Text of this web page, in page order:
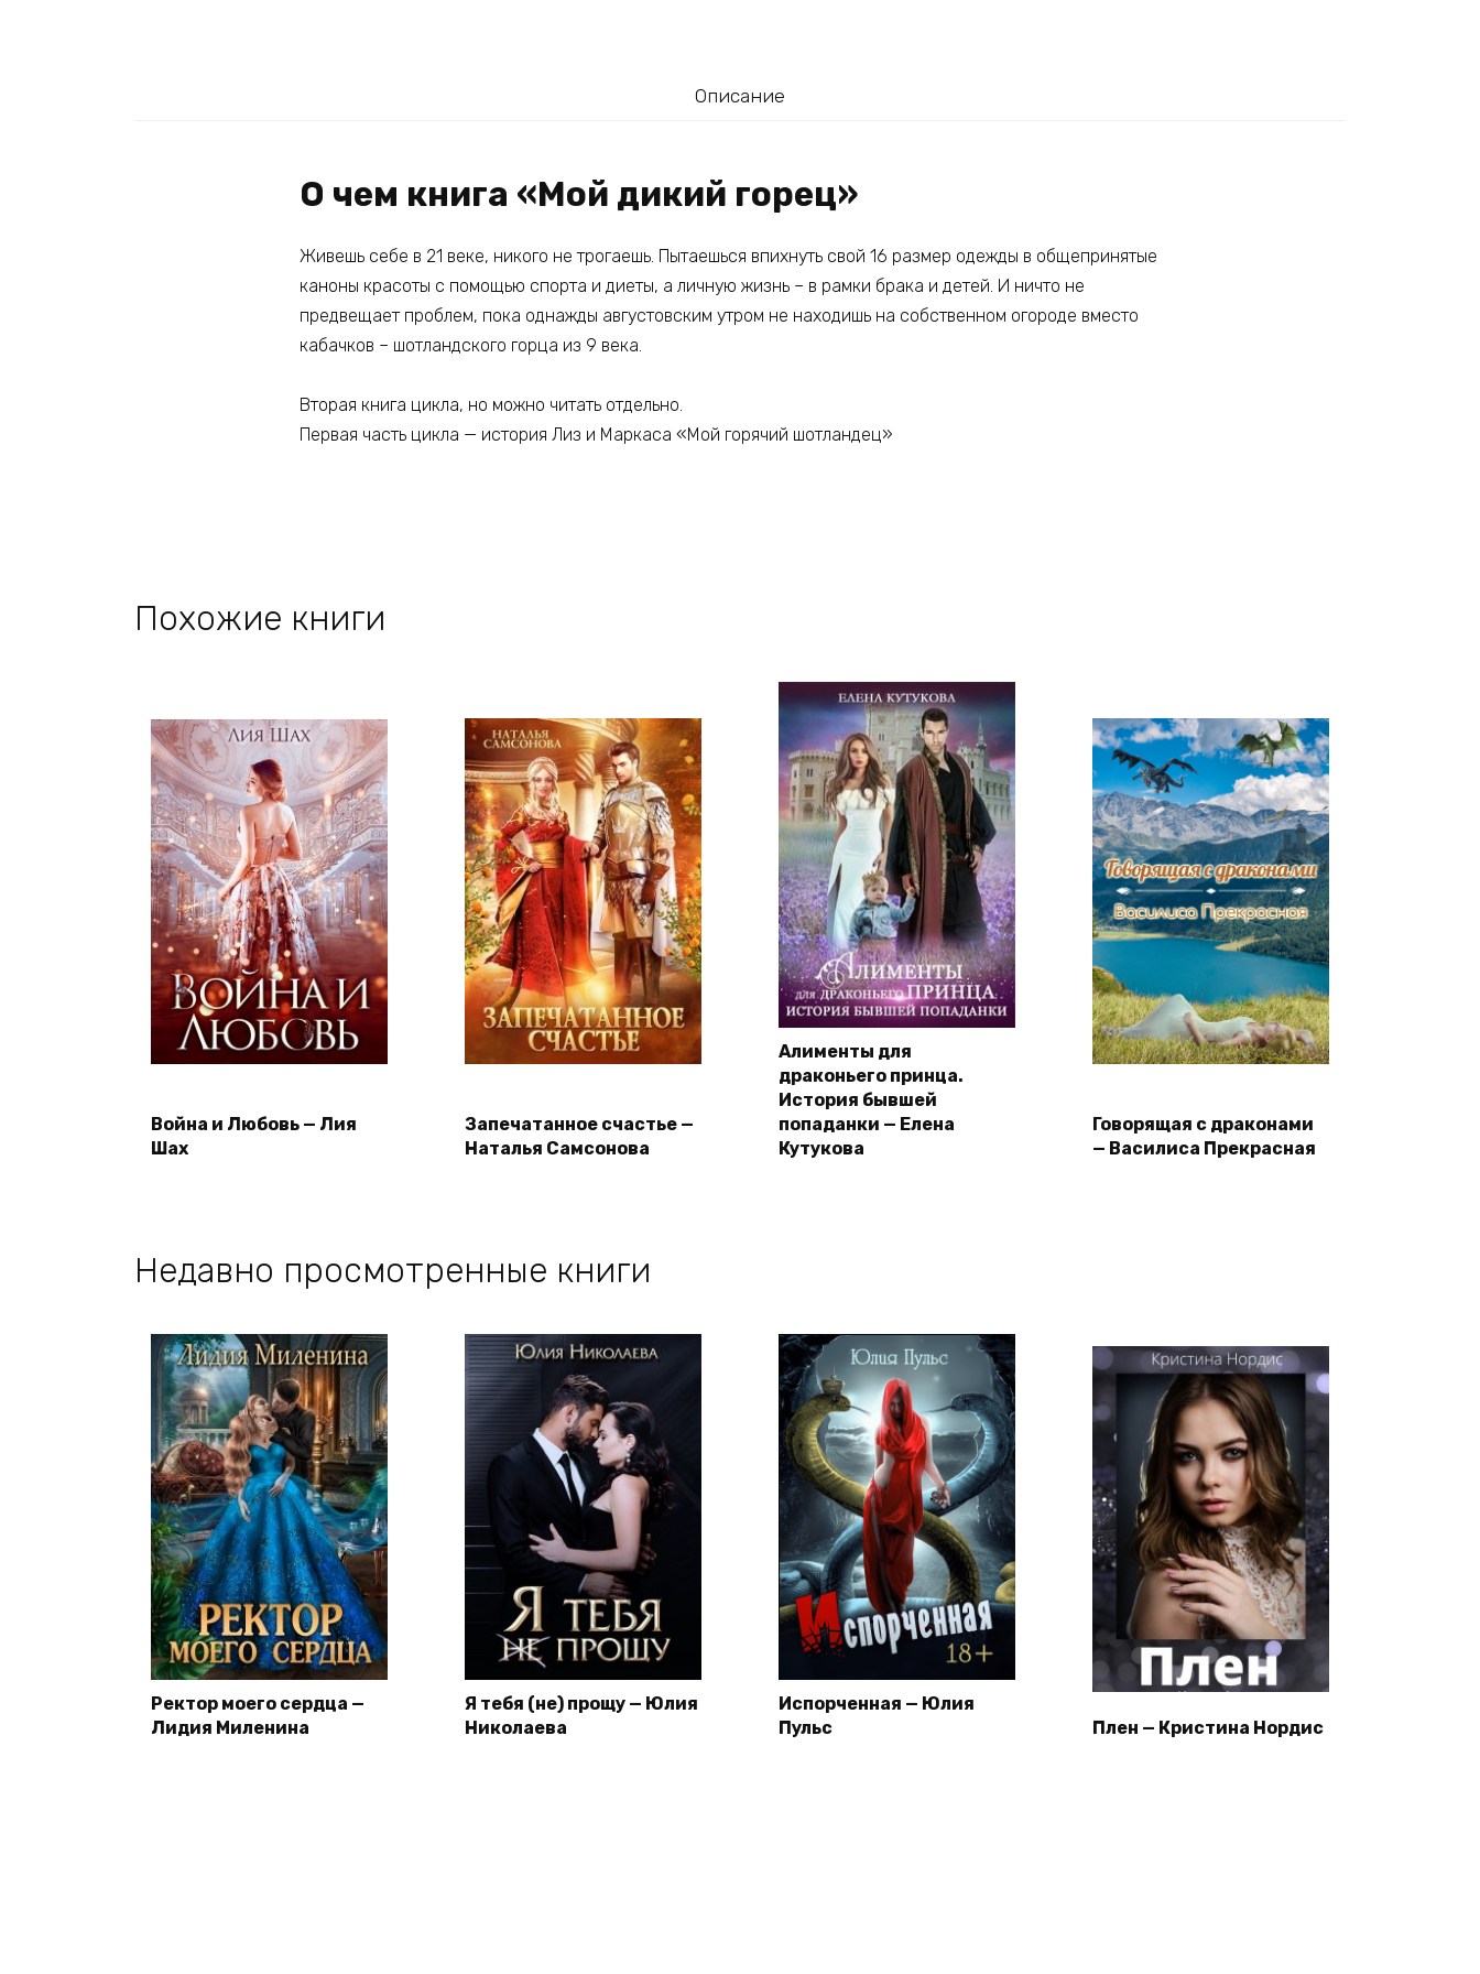
Описание
О чем книга «Мой дикий горец»
Живешь себе в 21 веке, никого не трогаешь. Пытаешься впихнуть свой 16 размер одежды в общепринятые
каноны красоты с помощью спорта и диеты, а личную жизнь – в рамки брака и детей. И ничто не
предвещает проблем, пока однажды августовским утром не находишь на собственном огороде вместо
кабачков – шотландского горца из 9 века.
Вторая книга цикла, но можно читать отдельно.
Первая часть цикла — история Лиз и Маркаса «Мой горячий шотландец»
Похожие книги
Война и Любовь — Лия
Шах
Запечатанное счастье —
Наталья Самсонова
Алименты для
драконьего принца.
История бывшей
попаданки — Елена
Кутукова
Говорящая с драконами
— Василиса Прекрасная
Недавно просмотренные книги
Ректор моего сердца —
Лидия Миленина
Я тебя (не) прощу — Юлия
Николаева
Испорченная — Юлия
Пульс
Плен — Кристина Нордис